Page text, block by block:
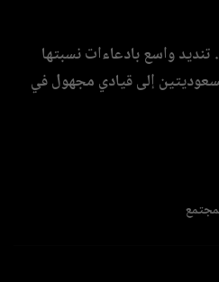
واسع بادعاءات نسبتها
إلى قيادي مجهول في